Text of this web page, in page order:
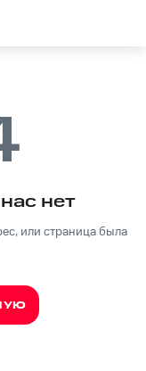
нет
или страница была